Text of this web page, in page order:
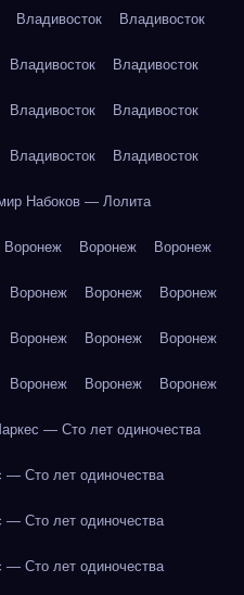
Владивосток Владивосток
Владивосток Владивосток
Владивосток Владивосток
Владивосток Владивосток
Набоков — Лолита
Воронеж Воронеж Воронеж
Воронеж Воронеж Воронеж
Воронеж Воронеж Воронеж
Воронеж Воронеж Воронеж
— Сто лет одиночества
— Сто лет одиночества
— Сто лет одиночества
— Сто лет одиночества